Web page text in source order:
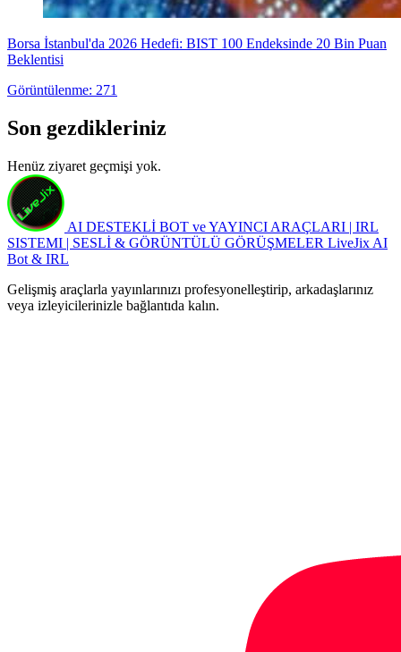
Borsa İstanbul'da 2026 Hedefi: BIST 100 Endeksinde 20 Bin Puan
Beklentisi
Görüntülenme: 271
Son gezdikleriniz
Henüz ziyaret geçmişi yok.
AI DESTEKLİ BOT ve YAYINCI ARAÇLARI | IRL
SISTEMI | SESLİ & GÖRÜNTÜLÜ GÖRÜŞMELER LiveJix AI
Bot & IRL
Gelişmiş araçlarla yayınlarınızı profesyonelleştirip, arkadaşlarınız
veya izleyicilerinizle bağlantıda kalın.